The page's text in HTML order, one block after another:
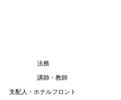
法務
講師・教師
支配人・ホテルフロント